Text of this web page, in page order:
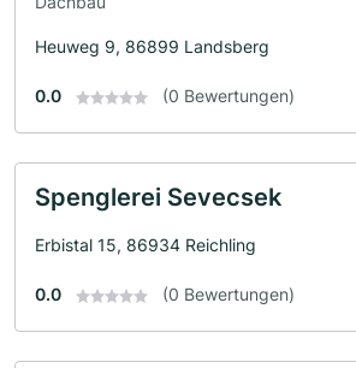
Heuweg 9, 86899 Landsberg
0.0 (0 Bewertungen)
Spenglerei Sevecsek
Erbistal 15, 86934 Reichling
0.0 (0 Bewertungen)